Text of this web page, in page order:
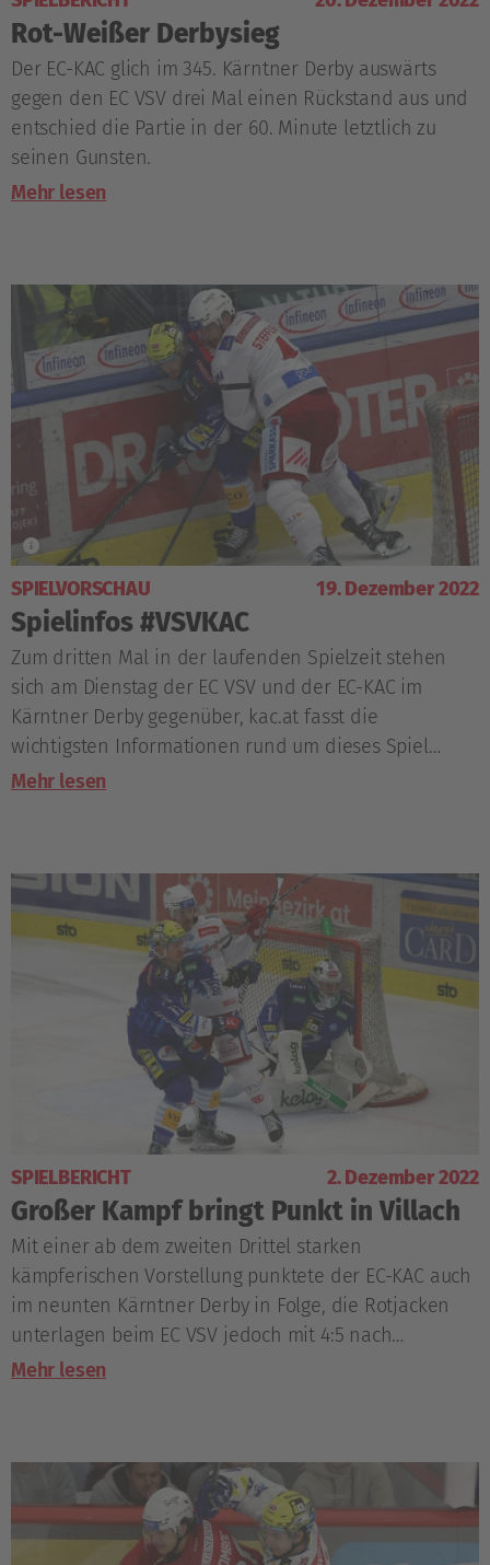
Rot-Weißer Derbysieg
Der EC-KAC glich im 345. Kärntner Derby auswärts
gegen den EC VSV drei Mal einen Rückstand aus und
entschied die Partie in der 60. Minute letztlich zu
seinen Gunsten.
Mehr lesen
SPIELVORSCHAU 19. Dezember 2022
Spielinfos #VSVKAC
Zum dritten Mal in der laufenden Spielzeit stehen
sich am Dienstag der EC VSV und der EC-KAC im
Kärntner Derby gegenüber, kac.at fasst die
wichtigsten Informationen rund um dieses Spiel
zusammen.
Mehr lesen
SPIELBERICHT 2. Dezember 2022
Großer Kampf bringt Punkt in Villach
Mit einer ab dem zweiten Drittel starken
kämpferischen Vorstellung punktete der EC-KAC auch
im neunten Kärntner Derby in Folge, die Rotjacken
unterlagen beim EC VSV jedoch mit 4:5 nach
Penaltyschießen.
Mehr lesen